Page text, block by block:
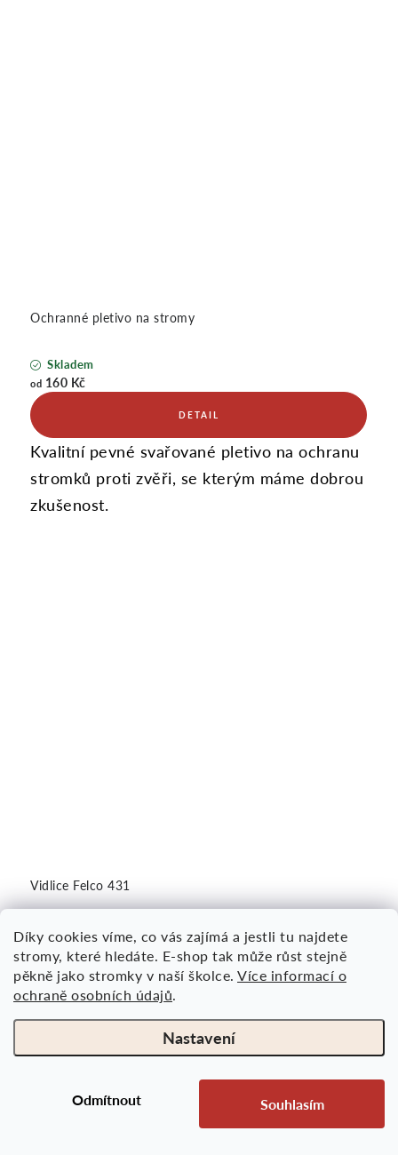
Díky cookies víme, co vás zajímá a jestli tu najdete
stromy, které hledáte. E-shop tak může růst stejně
pěkně jako stromky v naší školce. Více informací o
ochraně osobních údajů.
Nastavení
Odmítnout Souhlasím
Ochranné pletivo na stromy
Skladem
od 160 Kč
Kvalitní pevné svařované pletivo na ochranu
stromků proti zvěři, se kterým máme dobrou
zkušenost.
Vidlice Felco 431
Skladem
700 Kč
Ruční vidle pro snadné a efektivní sázení a
odstraňování plevele.